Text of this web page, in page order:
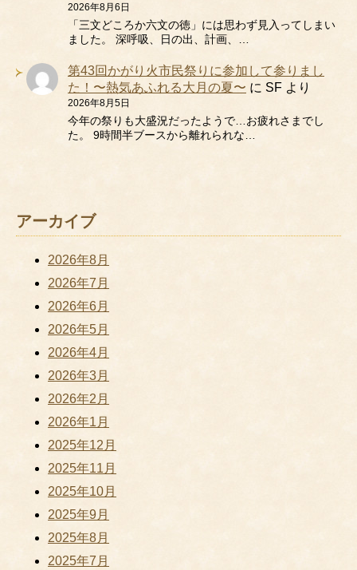
2026年8月6日
「三文どころか六文の徳」には思わず見入ってしまい
ました。 深呼吸、日の出、計画、…
第43回かがり火市民祭りに参加して参りまし
た！〜熱気あふれる大月の夏〜 に SF より
2026年8月5日
今年の祭りも大盛況だったようで…お疲れさまでし
た。 9時間半ブースから離れられな…
アーカイブ
2026年8月
2026年7月
2026年6月
2026年5月
2026年4月
2026年3月
2026年2月
2026年1月
2025年12月
2025年11月
2025年10月
2025年9月
2025年8月
2025年7月